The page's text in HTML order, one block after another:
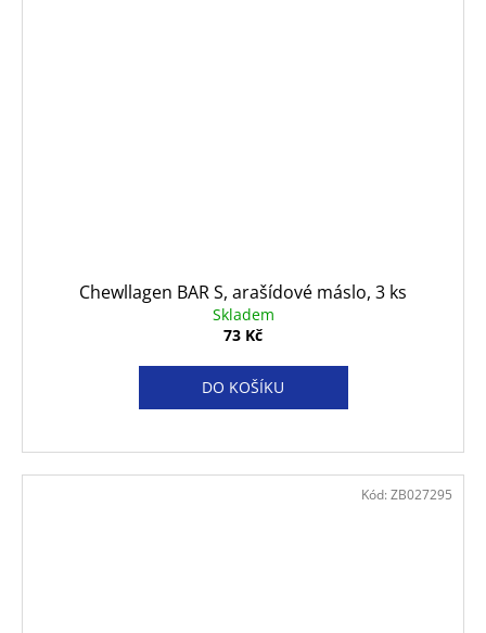
Chewllagen BAR S, arašídové máslo, 3 ks
Skladem
73 Kč
DO KOŠÍKU
Kód: ZB027295